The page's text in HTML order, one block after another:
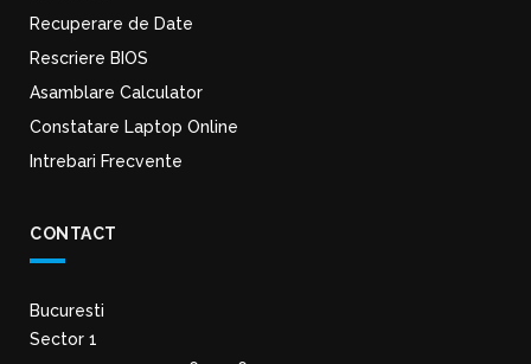
Recuperare de Date
Rescriere BIOS
Asamblare Calculator
Constatare Laptop Online
Intrebari Frecvente
CONTACT
Bucuresti
Sector 1